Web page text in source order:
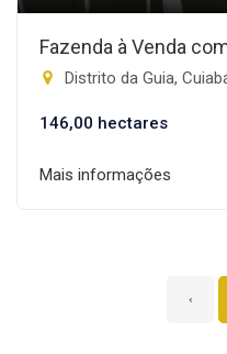
Fazenda à Venda
Distrito da Guia,
146,00 hectares
Mais informações
‹